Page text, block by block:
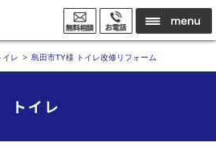
イレ 島田市TY様 トイレ改修リフォーム
トイレ